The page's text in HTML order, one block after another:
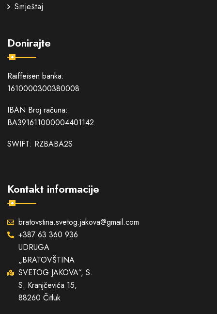
Smještaj
Donirajte
Raiffeisen banka:
1610000300380008
IBAN Broj računa:
BA391611000004401142
SWIFT: RZBABA2S
Kontakt informacije
bratovstina.svetog.jakova@gmail.com
+387 63 360 936
UDRUGA
„BRATOVŠTINA
SVETOG JAKOVA“, S.
S. Kranjčevića 15,
88260 Čitluk